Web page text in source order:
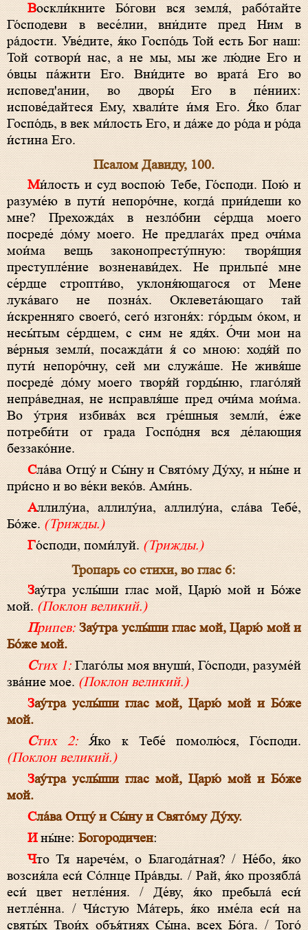
Воскли́кните Бо́гови вся земля́, рабо́тайте
Го́сподеви в весе́лии, вни́дите пред Ним в
ра́дости. Уве́дите, я́ко Госпо́дь Той есть Бог наш:
Той сотвори́ нас, а не мы, мы же лю́дие Его и
о́вцы па́жити Его. Вни́дите во врата́ Его во
исповед'ании, во дворы́ Его в пе́ниих:
испове́дайтеся Ему, хвали́те и́мя Его. Я́ко благ
Госпо́дь, в век ми́лость Его, и да́же до ро́да и ро́да
и́стина Его.
Псалом Давиду, 100.
Ми́лость и суд воспою́ Тебе, Го́споди. Пою́ и
разуме́ю в пути́ непоро́чне, когда́ прии́деши ко
мне? Прехожда́х в незло́бии се́рдца моего
посреде́ до́му моего. Не предлага́х пред очи́ма
мои́ма вещь законопресту́пную: творя́щия
преступле́ние возненави́дех. Не прильпе́ мне
се́рдце стропти́во, уклоня́ющагося от Мене
лука́ваго не позна́х. Оклевета́ющаго тай
и́скренняго своего́, сего́ изгоня́х: го́рдым о́ком, и
несы́тым се́рдцем, с сим не ядя́х. О́чи мои на
ве́рныя земли́, посажда́ти я́ со мною: ходя́й по
пути́ непоро́чну, сей ми служа́ше. Не живя́ше
посреде́ до́му моего творя́й горды́ню, глаго́ляй
непра́ведная, не исправля́ше пред очи́ма мои́ма.
Во у́трия избива́х вся гре́шныя земли́, е́же
потреби́ти от града Госпо́дня вся де́лающия
беззако́ние.
Сла́ва Отцу́ и Сы́ну и Свято́му Ду́ху, и ны́не и
при́сно и во ве́ки веко́в. Ами́нь.
Аллилу́иа, аллилу́иа, аллилу́иа, сла́ва Тебе́,
Бо́же.(Трижды.)
Го́споди, поми́луй.(Трижды.)
Тропарь со стихи, во глас 6:
Зау́тра услы́ши глас мой, Царю́ мой и Бо́же
мой.(Поклон великий.)
Припев: Зау́тра услы́ши глас мой, Царю́ мой и
Бо́же мой.
Стих 1:Глаго́лы моя внуши́, Го́споди, разуме́й
зва́ние мое.(Поклон великий.)
Зау́тра услы́ши глас мой, Царю́ мой и Бо́же
мой.
Стих 2:Я́ко к Тебе́ помолю́ся, Го́споди.
(Поклон великий.)
Зау́тра услы́ши глас мой, Царю́ мой и Бо́же
мой.
Сла́ва Отцу́ и Сы́ну и Свято́му Ду́ху.
И ны́не:Богородичен:
Что Тя нарече́м, о Благода́тная? / Не́бо, я́ко
возсия́ла еси́ Со́лнце Пра́вды. / Рай, я́ко прозябла́
еси́ цвет нетле́ния. / Де́ву, я́ко пребыла́ еси́
нетле́нна. / Чи́стую Ма́терь, я́ко име́ла еси́ на
святы́х Твои́х объя́тиях Сы́на, всех Бо́га. / Того́